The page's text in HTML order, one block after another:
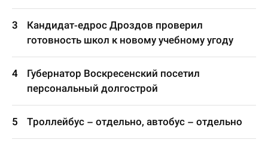
Кандидат-едрос Дроздов проверил
готовность школ к новому учебному угоду
Губернатор Воскресенский посетил
персональный долгострой
Троллейбус – отдельно, автобус – отдельно